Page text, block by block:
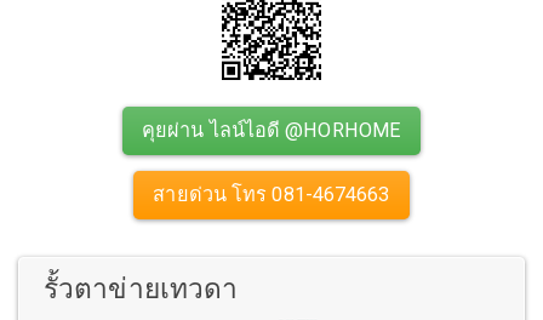
คุยผ่าน ไลน์ไอดี @HORHOME
สายด่วน โทร 081-4674663
รั้วตาข่ายเทวดา